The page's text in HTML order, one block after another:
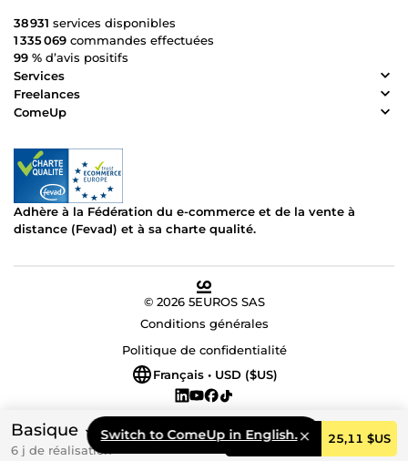
Basique
6 j de réalisation
Commander 25,11 $US
Switch to ComeUp in English.
38 931 services disponibles
1 335 069 commandes effectuées
99 % d’avis positifs
Services
Freelances
ComeUp
Adhère à la Fédération du e-commerce et de la vente à
distance (Fevad) et à sa charte qualité.
© 2026 5EUROS SAS
Conditions générales
Politique de confidentialité
Français • USD ($US)